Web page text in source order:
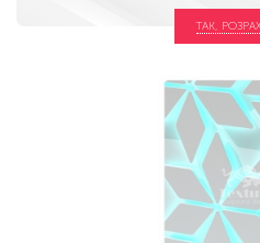
ТАК,